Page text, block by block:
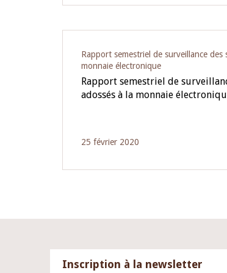
Rapport semestriel de surveillance des
monnaie électronique
Rapport semestriel de
adossés à la monnaie
25 février 2020
Inscription à la newsletter